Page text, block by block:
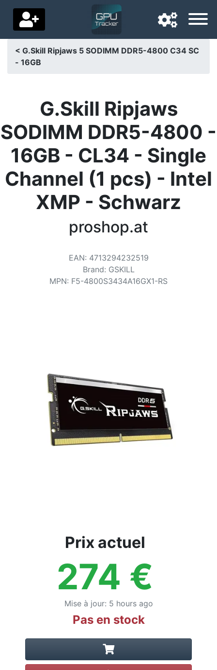
Langue de navigation
Baisses de prix
Paramètres
Soutenez-nous
Contactez-nous
< G.Skill Ripjaws 5 SODIMM DDR5-4800 C34 SC
- 16GB
G.Skill Ripjaws
SODIMM DDR5-4800 -
16GB - CL34 - Single
Channel (1 pcs) - Intel
XMP - Schwarz
proshop.at
EAN: 4713294232519
Brand: GSKILL
MPN: F5-4800S3434A16GX1-RS
Prix actuel
274 €
Mise à jour: 5 hours ago
Pas en stock